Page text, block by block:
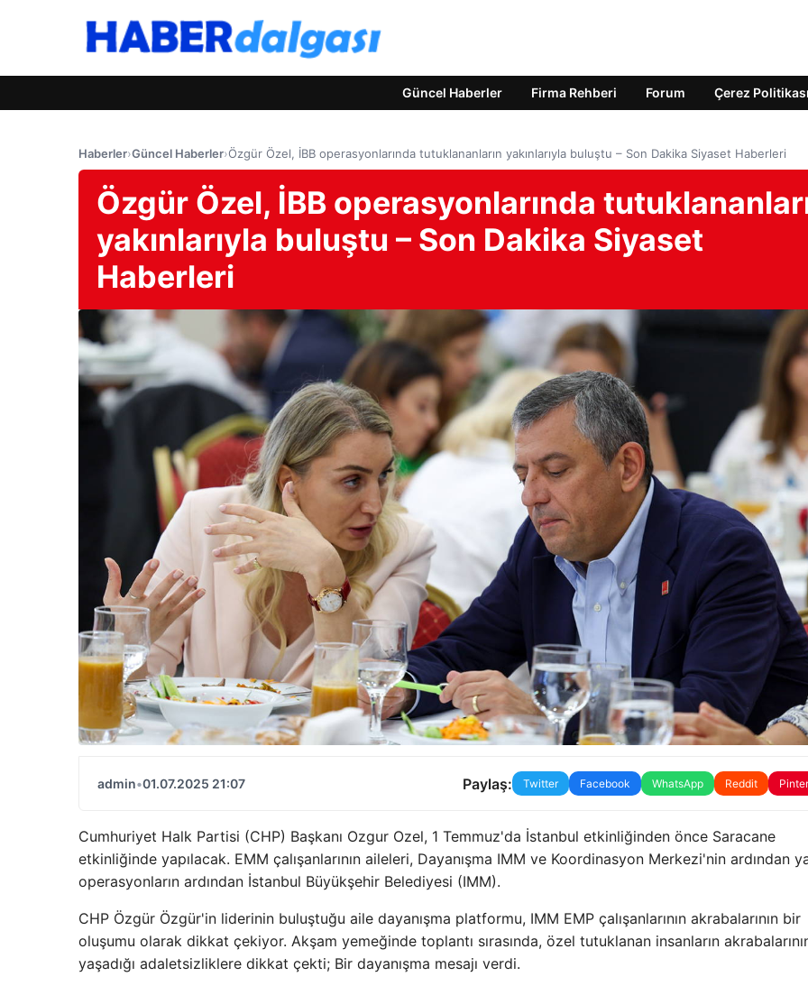
Güncel Haberler Firma Rehberi Forum Çerez Politikası
Haberler›Güncel Haberler›Özgür Özel, İBB operasyonlarında tutuklananların yakınlarıyla buluştu – Son Dakika Siyaset Haberleri
Özgür Özel, İBB operasyonlarında
yakınlarıyla buluştu – Son Dakika Siyaset
Haberleri
admin•01.07.2025 21:07 Paylaş: Twitter Facebook WhatsApp Reddit
Cumhuriyet Halk Partisi (CHP) Başkanı Ozgur Ozel, 1 Temmuz'da İstanbul etkinliğinden önce Saracane
etkinliğinde yapılacak. EMM çalışanlarının aileleri, Dayanışma IMM ve Koordinasyon Merkezi'nin ardından
operasyonların ardından İstanbul Büyükşehir Belediyesi (IMM).
CHP Özgür Özgür'in liderinin buluştuğu aile dayanışma platformu, IMM EMP çalışanlarının akrabalarının bir
oluşumu olarak dikkat çekiyor. Akşam yemeğinde toplantı sırasında, özel tutuklanan insanların
yaşadığı adaletsizliklere dikkat çekti; Bir dayanışma mesajı verdi.